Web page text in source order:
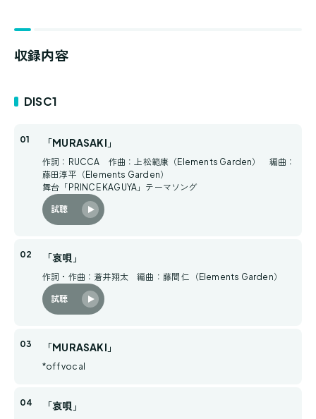
収録内容
DISC1
「MURASAKI」
作詞：RUCCA 作曲：上松範康（Elements Garden） 編曲：
藤田淳平（Elements Garden）
舞台「PRINCE KAGUYA」テーマソング
試聴
「哀唄」
作詞・作曲：蒼井翔太 編曲：藤間 仁（Elements Garden）
試聴
「MURASAKI」
*off vocal
「哀唄」